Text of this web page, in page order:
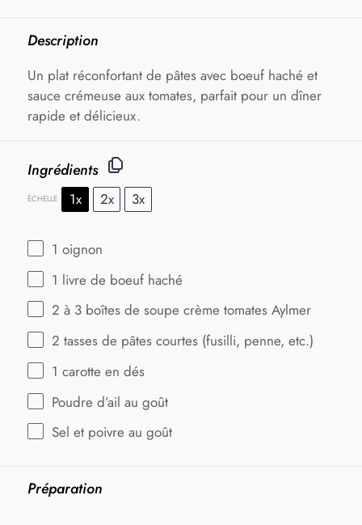
Description
Un plat réconfortant de pâtes avec boeuf haché et
sauce crémeuse aux tomates, parfait pour un dîner
rapide et délicieux.
Ingrédients
ÉCHELLE 1x 2x 3x
1 oignon
1 livre de boeuf haché
2 à 3 boîtes de soupe crème tomates Aylmer
2 tasses de pâtes courtes (fusilli, penne, etc.)
1 carotte en dés
Poudre d’ail au goût
Sel et poivre au goût
Préparation